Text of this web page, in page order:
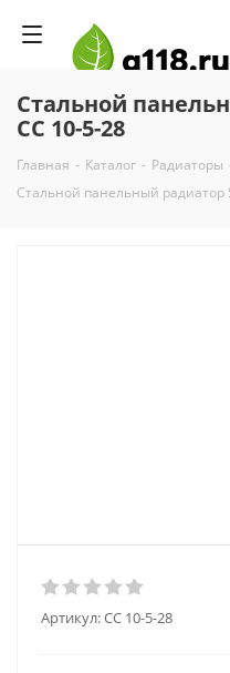
Стальной
CC 10-5-28
Главная - Каталог - Радиаторы
Стальной панельный радиатор
Артикул:CC 10-5-28